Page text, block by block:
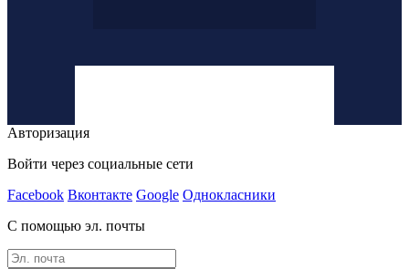
Авторизация
Войти через социальные сети
Facebook Вконтакте Google Однокласники
С помощью эл. почты